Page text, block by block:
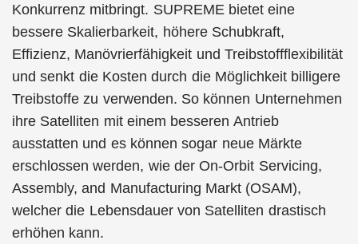
Konkurrenz mitbringt. SUPREME bietet eine
bessere Skalierbarkeit, höhere Schubkraft,
Effizienz, Manövrierfähigkeit und Treibstoffflexibilität
und senkt die Kosten durch die Möglichkeit billigere
Treibstoffe zu verwenden. So können Unternehmen
ihre Satelliten mit einem besseren Antrieb
ausstatten und es können sogar neue Märkte
erschlossen werden, wie der On-Orbit Servicing,
Assembly, and Manufacturing Markt (OSAM),
welcher die Lebensdauer von Satelliten drastisch
erhöhen kann.